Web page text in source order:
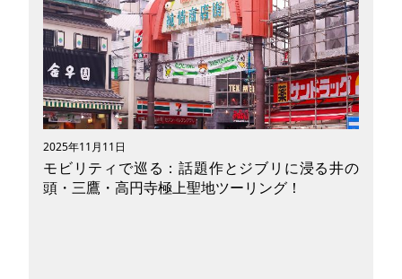
市」に2023年6月オープンした新しい施設
「LAKEHOOD OKAYA」をご存じでしょうか？
nn湖に浮かぶ絶景カフェや豊富なアクティビテ
ィが楽しめるスポットとして、いま注目度が高ま
っています。「LAKEHOOD OKAYA」とはどんな
ところなのか、おすすめの楽しみ方やアクティビ
ティをたっぷりご紹介したいと思います。
2025年11月11日
モビリティで巡る：話題作とジブリに浸る井の
頭・三鷹・高円寺極上聖地ツーリング！